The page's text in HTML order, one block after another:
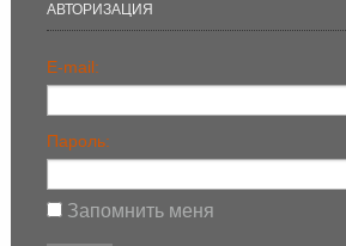
АВТОРИЗАЦИЯ
E-mail:
Пароль:
Запомнить меня